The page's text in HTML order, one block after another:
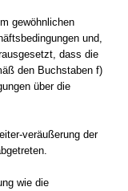
gewöhnlichen
und,
dass die
den Buchstaben f)
über die
veräußerung der
wie die